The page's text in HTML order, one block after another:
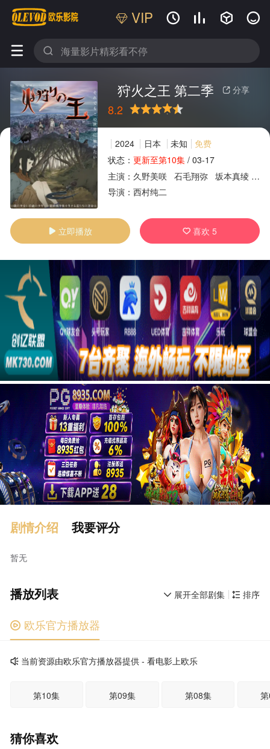
VIP    
 
 分享
狩火之王 第二季
8.2
很差较差还行推荐力荐
2024 日本 未知
免费
状态： 更新至第10集/ 03-17
主演： 久野美咲 石毛翔弥 坂本真绫 细
导演： 西村纯二
 立即播放  喜欢5
广告
剧情介绍 我要评分
暂无
 排序
 展开全部剧集
播放列表
 欧乐官方播放器
当前资源由欧乐官方播放器提供 - 看电影上欧乐
第10集 第09集 第08集
猜你喜欢